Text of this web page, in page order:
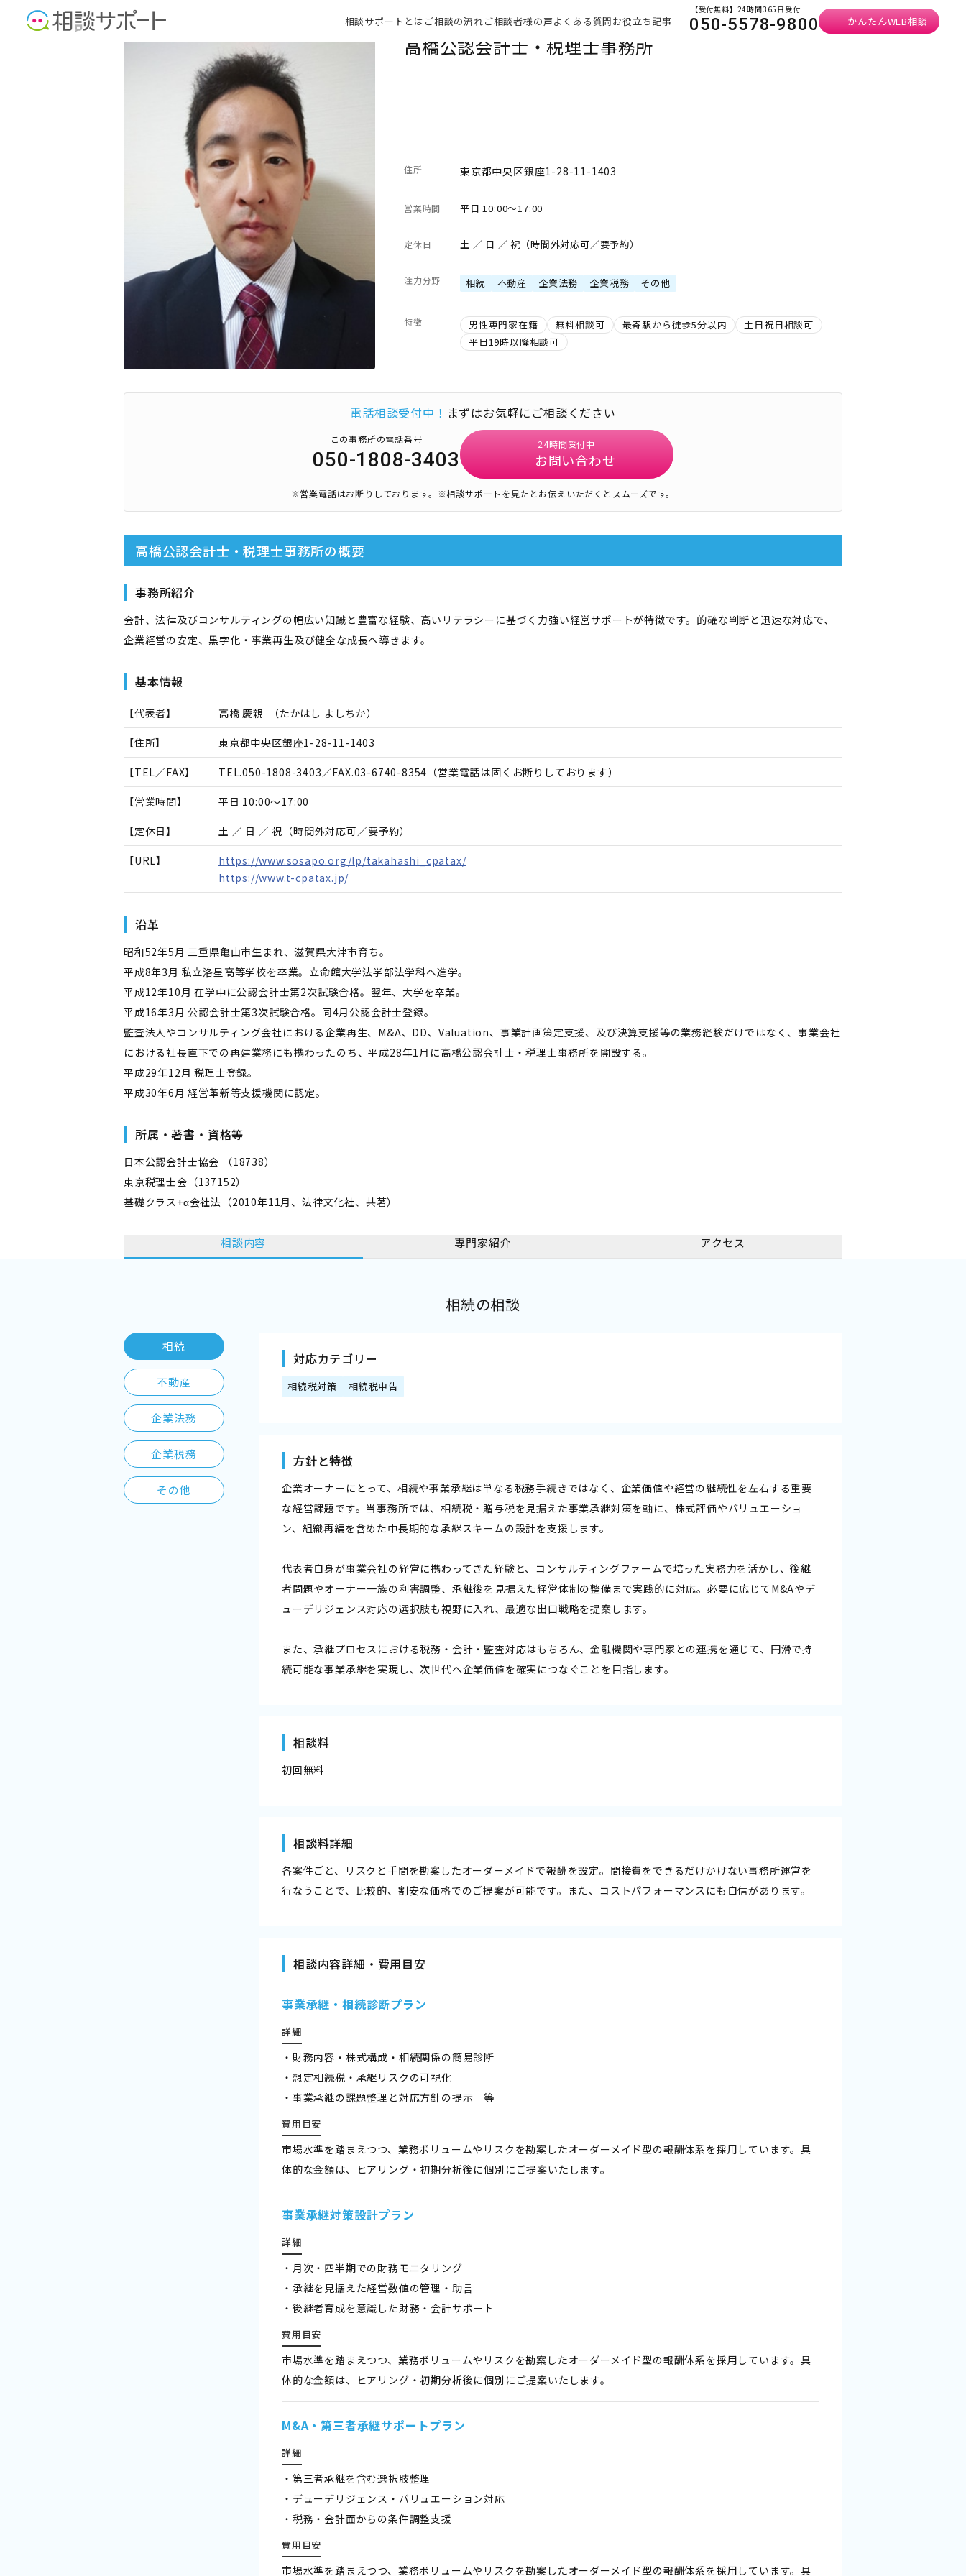
相談サポートとは ご相談の流れご相談者様の声よくある質問お役立ち記事
【受付無料】24時間365日受付
050-5578-9800 かんたんWEB相談
税理士
高橋公認会計士・税理士事務所
住所 東京都中央区銀座1-28-11-1403
営業時間 平日 10:00～17:00
定休日 土 ／ 日 ／ 祝（時間外対応可／要予約）
注力分野 相続 不動産 企業法務 企業税務 その他
特徴 男性専門家在籍 無料相談可 最寄駅から徒歩5分以内
土日祝日相談可
平日19時以降相談可
電話相談受付中！ まずはお気軽にご相談ください
この事務所の電話番号
050-1808-3403
24時間受付中
お問い合わせ
※営業電話はお断りしております。 ※相談サポートを見たとお伝えいただくとスムーズです。
高橋公認会計士・税理士事務所の概要
事務所紹介
会計、法律及びコンサルティングの幅広い知識と豊富な経験、高いリテラシーに基づく力強い経営サポートが特徴です。的確な判断と迅速な対応で、
企業経営の安定、黒字化・事業再生及び健全な成長へ導きます。
基本情報
【代表者】 高橋 慶親 （たかはし よしちか）
【住所】 東京都中央区銀座1-28-11-1403
【TEL／FAX】 TEL.050-1808-3403 ／FAX.03-6740-8354 （営業電話は固くお断りしております）
【営業時間】 平日 10:00～17:00
【定休日】 土 ／ 日 ／ 祝（時間外対応可／要予約）
【URL】
https://www.sosapo.org/lp/takahashi_cpatax/
https://www.t-cpatax.jp/
沿革
昭和52年5月 三重県亀山市生まれ、滋賀県大津市育ち。
平成8年3月 私立洛星高等学校を卒業。立命館大学法学部法学科へ進学。
平成12年10月 在学中に公認会計士第2次試験合格。翌年、大学を卒業。
平成16年3月 公認会計士第3次試験合格。同4月公認会計士登録。
監査法人やコンサルティング会社における企業再生、M&A、DD、Valuation、事業計画策定支援、及び決算支援等の業務経験だけではなく、事業会社
における社長直下での再建業務にも携わったのち、平成28年1月に高橋公認会計士・税理士事務所を開設する。
平成29年12月 税理士登録。
平成30年6月 経営革新等支援機関に認定。
所属・著書・資格等
日本公認会計士協会 （18738）
東京税理士会（137152）
基礎クラス+α会社法（2010年11月、法律文化社、共著）
相談内容 専門家紹介 アクセス
相続の相談
相続
不動産
企業法務
企業税務
その他
対応カテゴリー
相続税対策 相続税申告
方針と特徴
企業オーナーにとって、相続や事業承継は単なる税務手続きではなく、企業価値や経営の継続性を左右する重要
な経営課題です。当事務所では、相続税・贈与税を見据えた事業承継対策を軸に、株式評価やバリュエーショ
ン、組織再編を含めた中長期的な承継スキームの設計を支援します。
代表者自身が事業会社の経営に携わってきた経験と、コンサルティングファームで培った実務力を活かし、後継
者問題やオーナー一族の利害調整、承継後を見据えた経営体制の整備まで実践的に対応。必要に応じてM&Aやデ
ューデリジェンス対応の選択肢も視野に入れ、最適な出口戦略を提案します。
また、承継プロセスにおける税務・会計・監査対応はもちろん、金融機関や専門家との連携を通じて、円滑で持
続可能な事業承継を実現し、次世代へ企業価値を確実につなぐことを目指します。
相談料
初回無料
相談料詳細
各案件ごと、リスクと手間を勘案したオーダーメイドで報酬を設定。間接費をできるだけかけない事務所運営を
行なうことで、比較的、割安な価格でのご提案が可能です。また、コストパフォーマンスにも自信があります。
相談内容詳細・費用目安
事業承継・相続診断プラン
詳細
・財務内容・株式構成・相続関係の簡易診断
・想定相続税・承継リスクの可視化
・事業承継の課題整理と対応方針の提示 等
費用目安
市場水準を踏まえつつ、業務ボリュームやリスクを勘案したオーダーメイド型の報酬体系を採用しています。具
体的な金額は、ヒアリング・初期分析後に個別にご提案いたします。
事業承継対策設計プラン
詳細
・月次・四半期での財務モニタリング
・承継を見据えた経営数値の管理・助言
・後継者育成を意識した財務・会計サポート
費用目安
市場水準を踏まえつつ、業務ボリュームやリスクを勘案したオーダーメイド型の報酬体系を採用しています。具
体的な金額は、ヒアリング・初期分析後に個別にご提案いたします。
M&A・第三者承継サポートプラン
詳細
・第三者承継を含む選択肢整理
・デューデリジェンス・バリュエーション対応
・税務・会計面からの条件調整支援
費用目安
市場水準を踏まえつつ、業務ボリュームやリスクを勘案したオーダーメイド型の報酬体系を採用しています。具